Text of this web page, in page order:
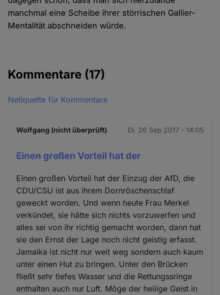
manchmal eine Scheibe ihrer störrischen Gallier-
Mentalität abschneiden würde.
Kommentare (17)
Netiquette für Kommentare
Wolfgang (nicht überprüft) Di. 26 Sep 2017 - 14:05
Einen großen Vorteil hat der
Einen großen Vorteil hat der Einzug der AfD, die
CDU/CSU ist aus ihrem Dornröschenschlaf
geweckt worden. Und wenn heute Frau Merkel
verkündet, sie hätte sich nichts vorzuwerfen und
alles sei von ihr richtig gemacht worden, dann hat
sie den Ernst der Lage noch nicht geistig erfasst.
Jamaika ist nicht nur weit weg sondern auch kaum
unter einen Hut zu bringen. Unter den Brücken
fließt sehr tiefes Wasser und die Rettungssringe
enthalten auch nur Luft. Möge der heilige Geist in